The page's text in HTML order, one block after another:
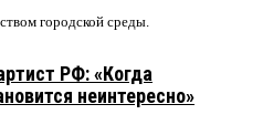
городской среды.
РФ: «Когда
неинтересно»